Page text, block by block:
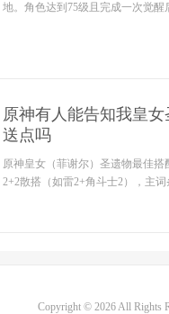
地。角色达到75级且完成一次觉
原神有人能告知我皇
送点吗
原神皇女（菲谢尔）圣遗物最佳
2+2散搭（如雷2+角斗士2），主
Copyright © 2026 All Rights